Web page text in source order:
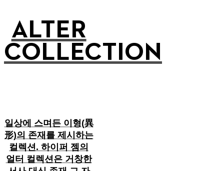
ALTER
COLLECTION
일상에 스며든 이형(異
形)의 존재를 제시하는
컬렉션. 하이퍼 젬의
얼터 컬렉션은 거창한